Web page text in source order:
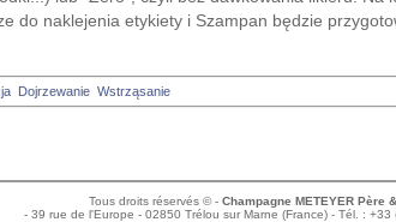
do naklejenia etykiety i Szampan będzie
Dojrzewanie Wstrząsanie
Tous droits réservés © - Champagne METEYER Père
- 39 rue de l'Europe - 02850 Trélou sur Marne (France) - Tél. : +33